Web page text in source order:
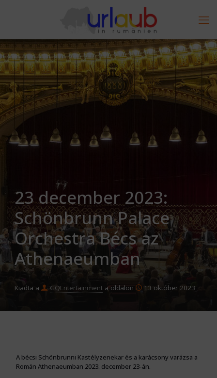
23 december 2023:
Schönbrunn Palace
Orchestra Bécs az
Athenaeumban
Kiadta a GQEntertainment a oldalon 13 október 2023
A bécsi Schönbrunni Kastélyzenekar és a karácsony varázsa a
Román Athenaeumban 2023. december 23-án.